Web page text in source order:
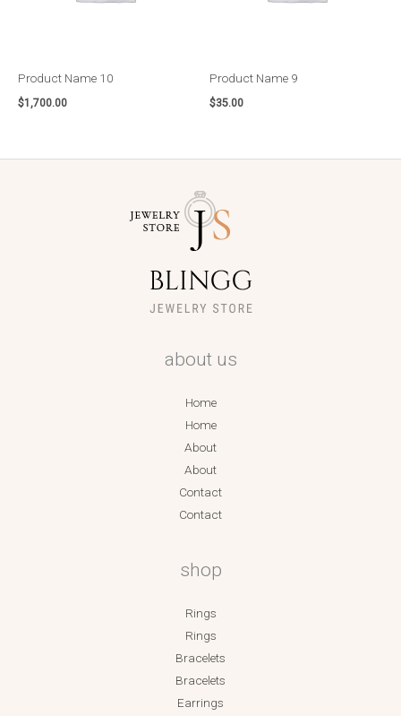
Product Name 10
$1,700.00
Product Name 9
$35.00
about us
Home
Home
About
About
Contact
Contact
shop
Rings
Rings
Bracelets
Bracelets
Earrings